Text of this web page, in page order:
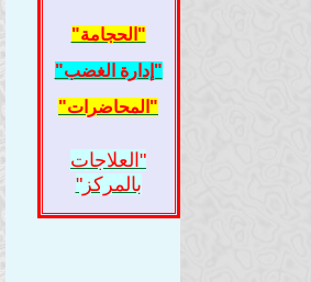
"الحجامة"
"إدارة الغضب"
"المحاضرات"
"العلاجات
بالمركز"